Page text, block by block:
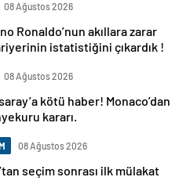
08 Ağustos 2026
Ronaldo’nun akıllara zarar
istatistiğini çıkardık !
08 Ağustos 2026
kötü haber! Monaco’dan
kararı.
08 Ağustos 2026
seçim sonrası ilk mülakat